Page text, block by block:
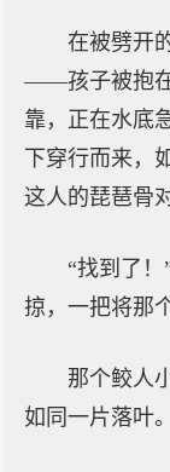
在被劈开
——孩子被抱在
靠，正在水底
下穿行而来，
这人的琵琶骨
“找到了
掠，一把将那
那个鲛人
如同一片落叶。